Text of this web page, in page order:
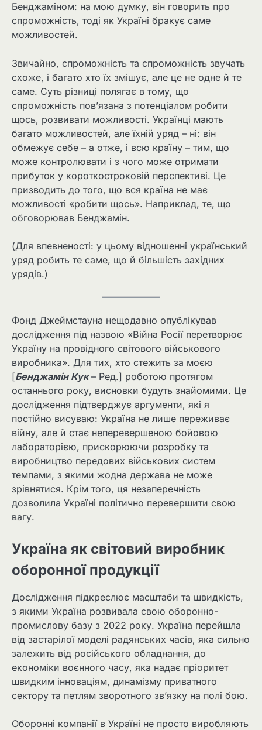
Бенджаміном: на мою думку, він говорить про
спроможність, тоді як Україні бракує саме
можливостей.
Звичайно, спроможність та спроможність звучать
схоже, і багато хто їх змішує, але це не одне й те
саме. Суть різниці полягає в тому, що
спроможність пов’язана з потенціалом робити
щось, розвивати можливості. Українці мають
багато можливостей, але їхній уряд – ні: він
обмежує себе – а отже, і всю країну – тим, що
може контролювати і з чого може отримати
прибуток у короткостроковій перспективі. Це
призводить до того, що вся країна не має
можливості «робити щось». Наприклад, те, що
обговорював Бенджамін.
(Для впевненості: у цьому відношенні український
уряд робить те саме, що й більшість західних
урядів.)
Фонд Джеймстауна нещодавно опублікував
дослідження під назвою «Війна Росії перетворює
Україну на провідного світового військового
виробника». Для тих, хто стежить за моєю
[Бенджамін Кук– Ред.] роботою протягом
останнього року, висновки будуть знайомими. Це
дослідження підтверджує аргументи, які я
постійно висуваю: Україна не лише переживає
війну, але й стає неперевершеною бойовою
лабораторією, прискорюючи розробку та
виробництво передових військових систем
темпами, з якими жодна держава не може
зрівнятися. Крім того, ця незаперечність
дозволила Україні політично перевершити свою
вагу.
Україна як світовий виробник
оборонної продукції
Дослідження підкреслює масштаби та швидкість,
з якими Україна розвивала свою оборонно-
промислову базу з 2022 року. Україна перейшла
від застарілої моделі радянських часів, яка сильно
залежить від російського обладнання, до
економіки воєнного часу, яка надає пріоритет
швидким інноваціям, динамізму приватного
сектору та петлям зворотного зв’язку на полі бою.
Оборонні компанії в Україні не просто виробляють